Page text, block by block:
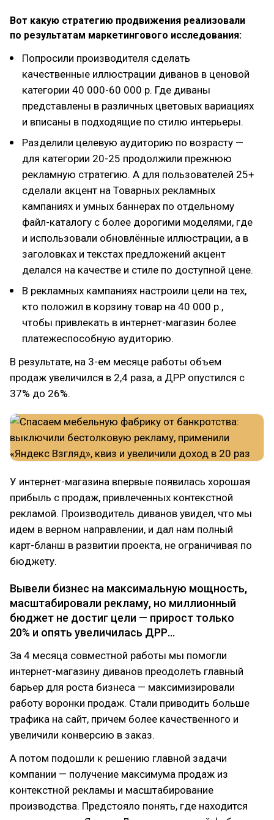
Вот какую стратегию продвижения реализовали
по результатам маркетингового исследования:
Попросили производителя сделать
качественные иллюстрации диванов в ценовой
категории 40 000-60 000 р. Где диваны
представлены в различных цветовых вариациях
и вписаны в подходящие по стилю интерьеры.
Разделили целевую аудиторию по возрасту —
для категории 20-25 продолжили прежнюю
рекламную стратегию. А для пользователей 25+
сделали акцент на Товарных рекламных
кампаниях и умных баннерах по отдельному
файл-каталогу с более дорогими моделями, где
и использовали обновлённые иллюстрации, а в
заголовках и текстах предложений акцент
делался на качестве и стиле по доступной цене.
В рекламных кампаниях настроили цели на тех,
кто положил в корзину товар на 40 000 р.,
чтобы привлекать в интернет-магазин более
платежеспособную аудиторию.
В результате, на 3-ем месяце работы объем
продаж увеличился в 2,4 раза, а ДРР опустился с
37% до 26%.
У интернет-магазина впервые появилась хорошая
прибыль с продаж, привлеченных контекстной
рекламой. Производитель диванов увидел, что мы
идем в верном направлении, и дал нам полный
карт-бланш в развитии проекта, не ограничивая по
бюджету.
Вывели бизнес на максимальную мощность,
масштабировали рекламу, но миллионный
бюджет не достиг цели — прирост только
20% и опять увеличилась ДРР…
За 4 месяца совместной работы мы помогли
интернет-магазину диванов преодолеть главный
барьер для роста бизнеса — максимизировали
работу воронки продаж. Стали приводить больше
трафика на сайт, причем более качественного и
увеличили конверсию в заказ.
А потом подошли к решению главной задачи
компании — получение максимума продаж из
контекстной рекламы и масштабирование
производства. Предстояло понять, где находится